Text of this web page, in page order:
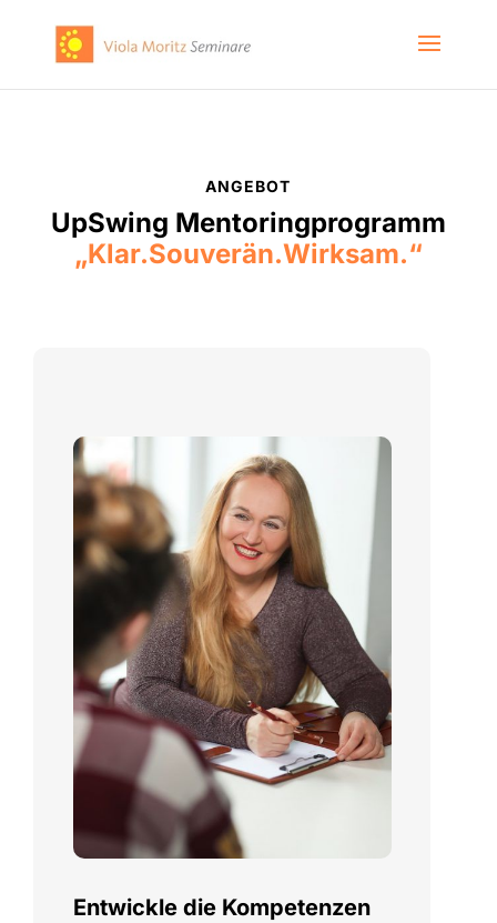
ANGEBOT
UpSwing Mentoringprogramm
„Klar.Souverän.Wirksam.“
Entwickle die Kompetenzen